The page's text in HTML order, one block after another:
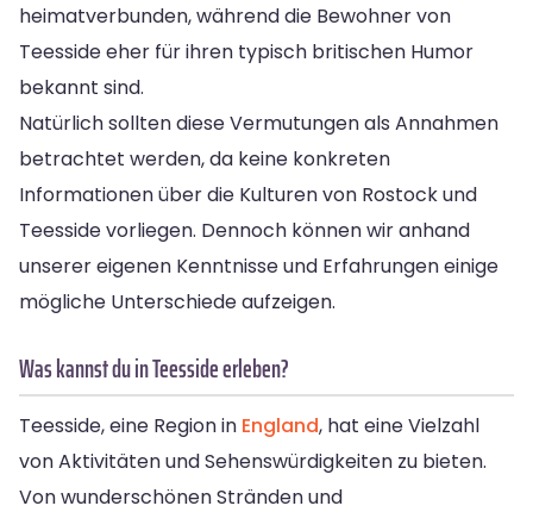
heimatverbunden, während die Bewohner von
Teesside eher für ihren typisch britischen Humor
bekannt sind.
Natürlich sollten diese Vermutungen als Annahmen
betrachtet werden, da keine konkreten
Informationen über die Kulturen von Rostock und
Teesside vorliegen. Dennoch können wir anhand
unserer eigenen Kenntnisse und Erfahrungen einige
mögliche Unterschiede aufzeigen.
Was kannst du in Teesside erleben?
Teesside, eine Region in England, hat eine Vielzahl
von Aktivitäten und Sehenswürdigkeiten zu bieten.
Von wunderschönen Stränden und